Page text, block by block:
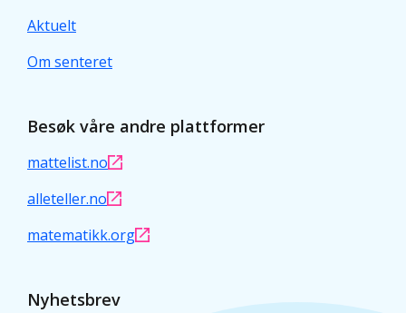
Aktuelt
Om senteret
Besøk våre andre plattformer
mattelist.no
alleteller.no
matematikk.org
Nyhetsbrev